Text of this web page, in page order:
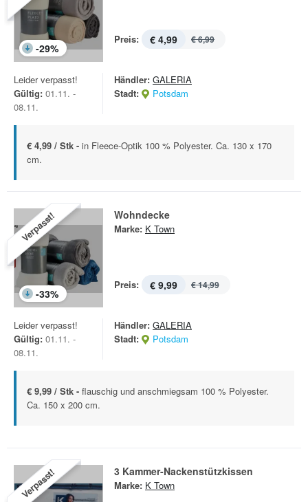
-29%
Preis: € 4,99 € 6,99
Leider verpasst!
Gültig: 01.11. -
08.11.
Händler: GALERIA
Stadt:
Potsdam
€ 4,99 / Stk - in Fleece-Optik 100 % Polyester. Ca. 130 x 170
cm.
Verpasst!
-33%
Wohndecke
Marke: K Town
Preis: € 9,99 € 14,99
Leider verpasst!
Gültig: 01.11. -
08.11.
Händler: GALERIA
Stadt:
Potsdam
€ 9,99 / Stk - flauschig und anschmiegsam 100 % Polyester.
Ca. 150 x 200 cm.
Verpasst! 3 Kammer-Nackenstützkissen
Marke: K Town